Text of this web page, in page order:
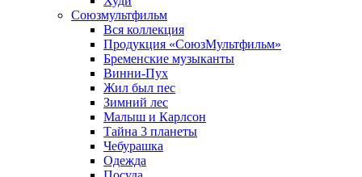
Союзмультфильм
Вся коллекция
Продукция «СоюзМультфильм»
Бременские музыканты
Винни-Пух
Жил был пес
Зимний лес
Малыш и Карлсон
Тайна 3 планеты
Чебурашка
Одежда